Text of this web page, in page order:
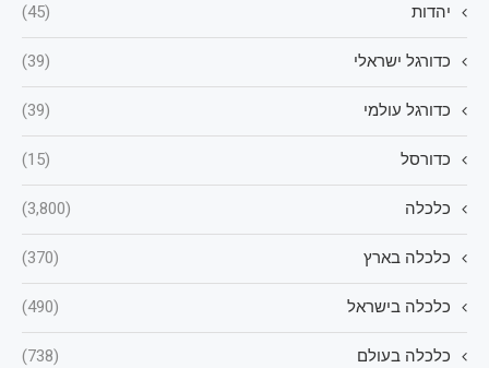
יהדות (45)
כדורגל ישראלי (39)
כדורגל עולמי (39)
כדורסל (15)
כלכלה (3,800)
כלכלה בארץ (370)
כלכלה בישראל (490)
כלכלה בעולם (738)